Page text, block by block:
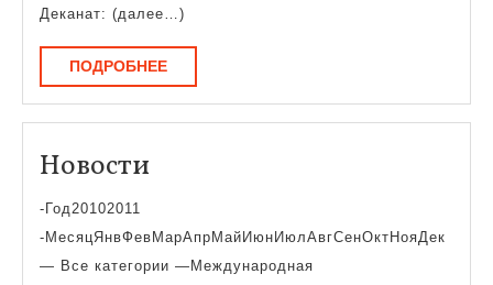
Деканат: (далее…)
ПОДРОБНЕЕПОДРОБНЕЕ
Новости
-Год20102011
-МесяцЯнвФевМарАпрМайИюнИюлАвгСенОктНояДек
— Все категории —Международная